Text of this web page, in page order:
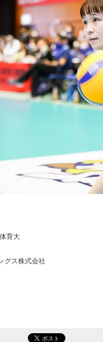
育⼤
グス株式会社